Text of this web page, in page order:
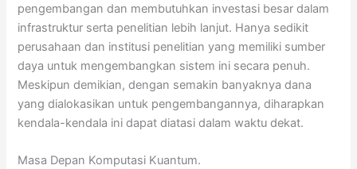
pengembangan dan membutuhkan investasi besar dalam
infrastruktur serta penelitian lebih lanjut. Hanya sedikit
perusahaan dan institusi penelitian yang memiliki sumber
daya untuk mengembangkan sistem ini secara penuh.
Meskipun demikian, dengan semakin banyaknya dana
yang dialokasikan untuk pengembangannya, diharapkan
kendala-kendala ini dapat diatasi dalam waktu dekat.
Masa Depan Komputasi Kuantum.